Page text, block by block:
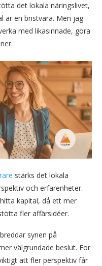
det lokala näringslivet,
är en bristvara. Men jag
med likasinnade, göra
stärks det lokala
och erfarenheter.
kapital, då ett mer
fler affärsidéer.
synen på
välgrundade beslut. För
att fler perspektiv får